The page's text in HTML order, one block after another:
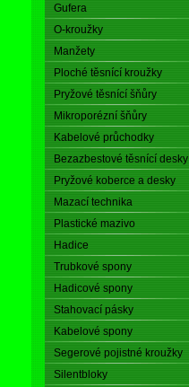
Gufera
O-kroužky
Manžety
Ploché těsnící kroužky
Pryžové těsnící šňůry
Mikroporézní šňůry
Kabelové průchodky
Bezazbestové těsnící desky
Pryžové koberce a desky
Mazací technika
Plastické mazivo
Hadice
Trubkové spony
Hadicové spony
Stahovací pásky
Kabelové spony
Segerové pojistné kroužky
Silentbloky